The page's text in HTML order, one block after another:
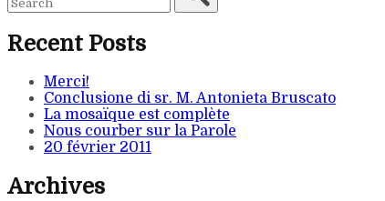
Recent Posts
Merci!
Conclusione di sr. M. Antonieta Bruscato
La mosaïque est complète
Nous courber sur la Parole
20 février 2011
Archives